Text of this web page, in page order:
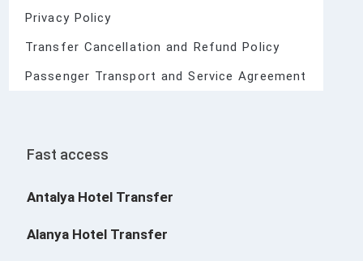
Privacy Policy
Transfer Cancellation and Refund Policy
Passenger Transport and Service Agreement
Fast access
Antalya Hotel Transfer
Alanya Hotel Transfer